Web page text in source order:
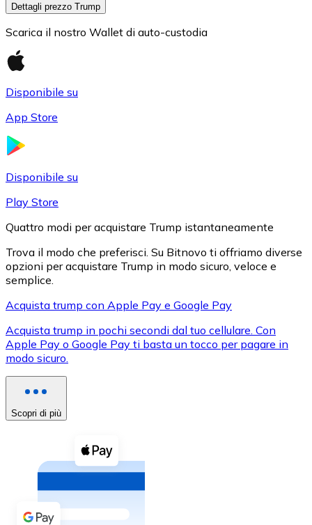
XRP
XRP
Vedi tutto
Buoni cripto
Acquista criptovalute in contanti e altri mezzi di
Acquista con contanti
Bonifico SEPA
Dettagli prezzo Trump
Scarica il nostro Wallet di auto-custodia
Disponibile su
App Store
Disponibile su
Play Store
Quattro modi per acquistare Trump istantaneamente
Trova il modo che preferisci. Su Bitnovo ti offriamo diverse
opzioni per acquistare Trump in modo sicuro, veloce e
semplice.
Acquista trump con Apple Pay e Google Pay
Acquista trump in pochi secondi dal tuo cellulare. Con
Apple Pay o Google Pay ti basta un tocco per pagare in
modo sicuro.
Scopri di più